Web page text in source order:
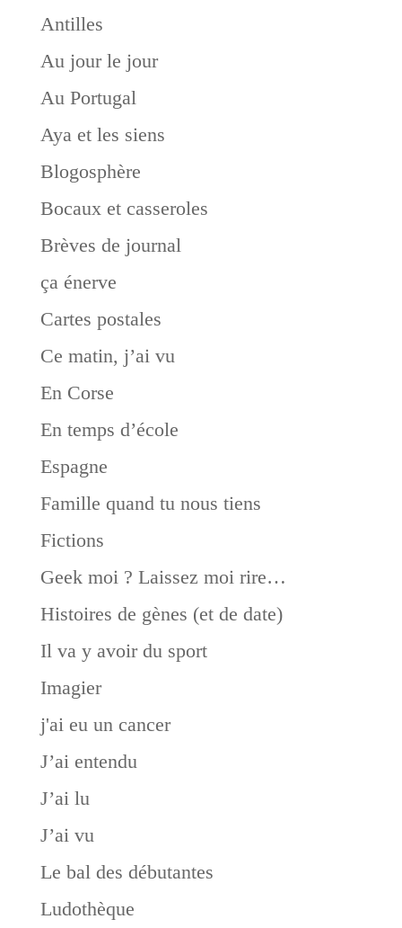
Antilles
Au jour le jour
Au Portugal
Aya et les siens
Blogosphère
Bocaux et casseroles
Brèves de journal
ça énerve
Cartes postales
Ce matin, j’ai vu
En Corse
En temps d’école
Espagne
Famille quand tu nous tiens
Fictions
Geek moi ? Laissez moi rire…
Histoires de gènes (et de date)
Il va y avoir du sport
Imagier
j'ai eu un cancer
J’ai entendu
J’ai lu
J’ai vu
Le bal des débutantes
Ludothèque